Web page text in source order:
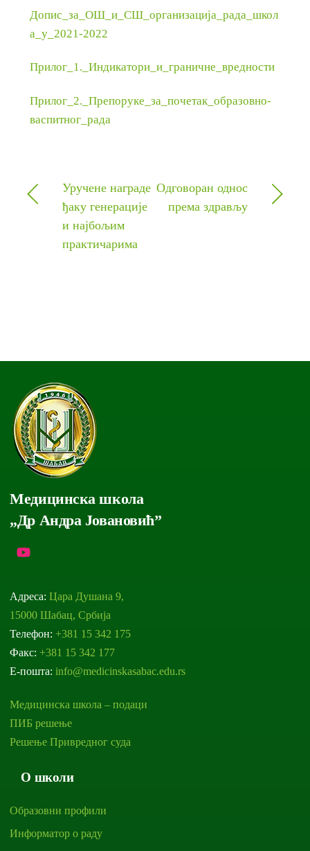
Допис_за_ОШ_и_СШ_организација_рада_школ
а_у_2021-2022
Прилог_1._Индикатори_и_граничне_вредности
Прилог_2._Препоруке_за_почетак_образовно-
васпитног_рада
Уручене награде
ђаку генерације
и најбољим
практичарима
Одговоран однос
према здрављу
Медицинска школа
„Др Андра Јовановић”
Адреса:Цара Душана 9,
15000 Шабац, Србија
Телефон: +381 15 342 175
Факс: +381 15 342 177
Е-пошта:info@medicinskasabac.edu.rs
Медицинска школа – подаци
ПИБ решење
Решење Привредног суда
О школи
Образовни профили
Информатор о раду